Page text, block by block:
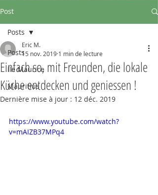
Post
Posts
Ile Maurice
Mauritius
Posts
Einfach so, mit Freunden, die lokale
Küche entdecken und geniessen !
Eric M.
15 nov. 2019 1 min de lecture
Dernière mise à jour : 12 déc. 2019
https://www.youtube.com/watch?
v=mAIZB37MPq4